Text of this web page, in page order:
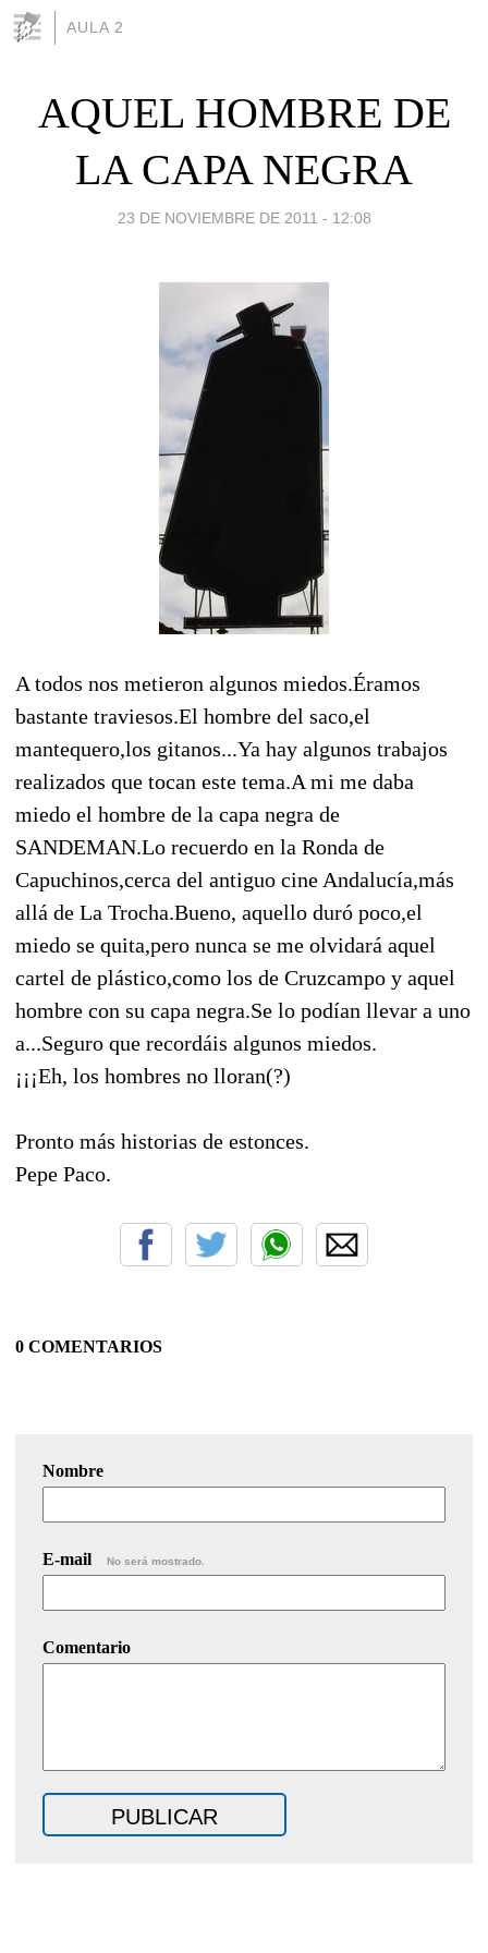
AULA 2
AQUEL HOMBRE DE
LA CAPA NEGRA
23 DE NOVIEMBRE DE 2011 - 12:08
A todos nos metieron algunos miedos.Éramos
bastante traviesos.El hombre del saco,el
mantequero,los gitanos...Ya hay algunos trabajos
realizados que tocan este tema.A mi me daba
miedo el hombre de la capa negra de
SANDEMAN.Lo recuerdo en la Ronda de
Capuchinos,cerca del antiguo cine Andalucía,más
allá de La Trocha.Bueno, aquello duró poco,el
miedo se quita,pero nunca se me olvidará aquel
cartel de plástico,como los de Cruzcampo y aquel
hombre con su capa negra.Se lo podían llevar a uno
a...Seguro que recordáis algunos miedos.
¡¡¡Eh, los hombres no lloran(?)
Pronto más historias de estonces.
Pepe Paco.
0 COMENTARIOS
Nombre
E-mail No será mostrado.
Comentario